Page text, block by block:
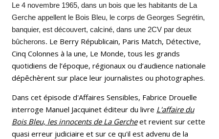
Le 4 novembre 1965, dans un bois que les habitants de La
Gerche appellent le Bois Bleu, le corps de Georges Segrétin,
banquier, est découvert, calciné, dans une 2CV par deux
bûcherons. Le Berry Républicain, Paris Match, Détective,
Cinq Colonnes à la une, Le Monde, tous les grands
quotidiens de l’époque, régionaux ou d’audience nationale
dépêchèrent sur place leur journalistes ou photographes.
Dans cet épisode d'Affaires Sensibles, Fabrice Drouelle
interroge Manuel Jacquinet éditeur du livre L'affaire du
Bois Bleu, les innocents de La Gercheet revient sur cette
quasi erreur judiciaire et sur ce qu'il est advenu de la